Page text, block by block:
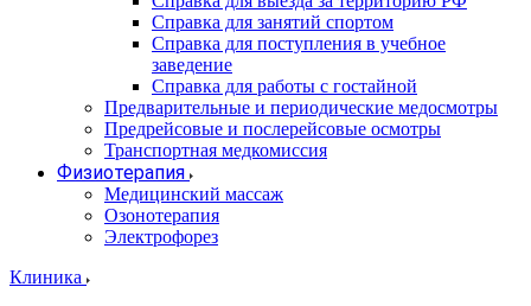
Справка для занятий спортом
Справка для поступления в учебное
заведение
Справка для работы с гостайной
Предварительные и периодические медосмотры
Предрейсовые и послерейсовые осмотры
Транспортная медкомиссия
Физиотерапия
Медицинский массаж
Озонотерапия
Электрофорез
Клиника